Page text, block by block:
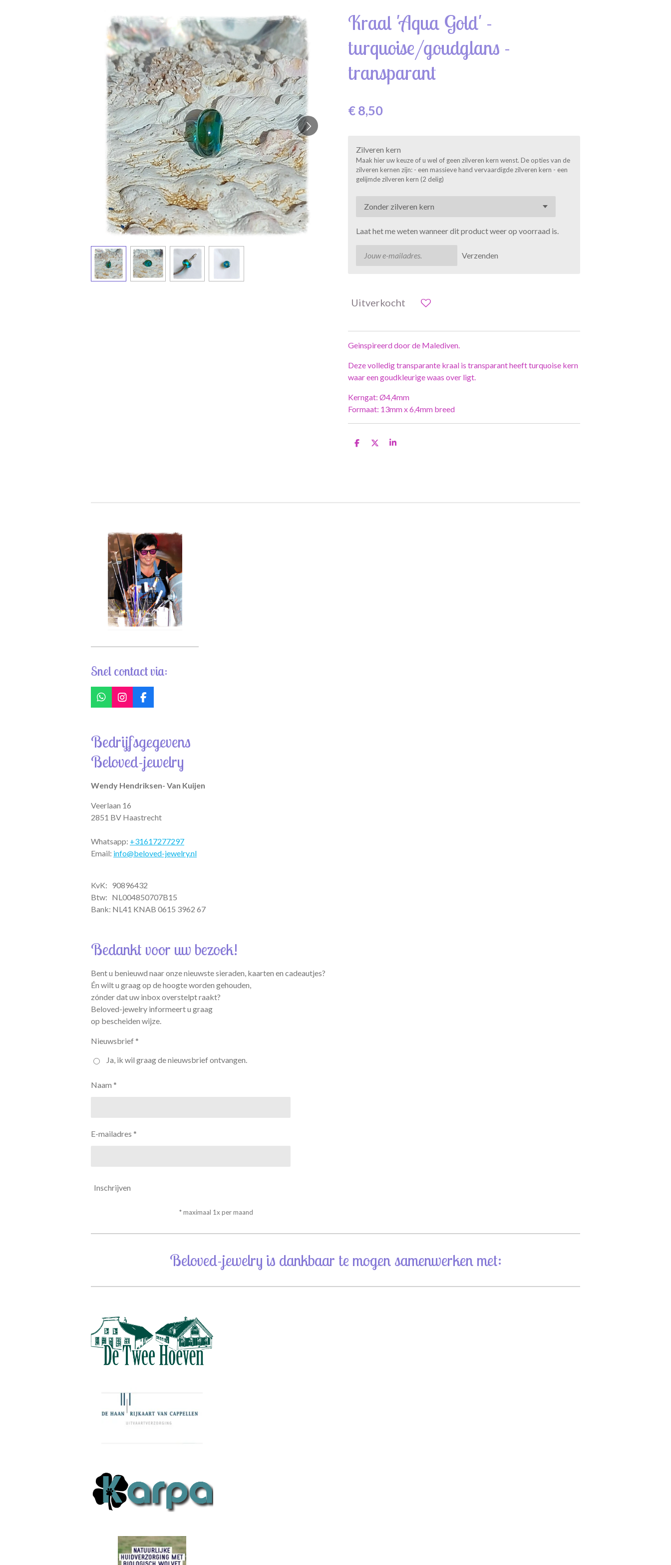
Kraal 'Aqua Gold' -
turquoise/goudglans -
transparant
€ 8,50
Zilveren kern
Maak hier uw keuze of u wel of geen zilveren kern wenst. De opties van de
zilveren kernen zijn: - een massieve hand vervaardigde zilveren kern - een
gelijmde zilveren kern (2 delig)
Laat het me weten wanneer dit product weer op voorraad is.
Verzenden
Uitverkocht
Geinspireerd door de Malediven.
Deze volledig transparante kraal is transparant heeft turquoise kern
waar een goudkleurige waas over ligt.
Kerngat: Ø4,4mm
Formaat: 13mm x 6,4mm breed
D
D
S
Snel contact via:
W
h
s
A
p
p
I
n
a
g
r
a
F
a
b
o
o
k
Bedrijfsgegevens
Beloved-jewelry
Wendy Hendriksen- Van Kuijen
Veerlaan 16
2851 BV Haastrecht
Whatsapp: +31617277297
Email: info@beloved-jewelry.nl
KvK: 90896432
Btw: NL004850707B15
Bank: NL41 KNAB 0615 3962 67
Bedankt voor uw bezoek!
Bent u benieuwd naar onze nieuwste sieraden, kaarten en cadeautjes?
Én wilt u graag op de hoogte worden gehouden,
zónder dat uw inbox overstelpt raakt?
Beloved-jewelry informeert u graag
op bescheiden wijze.
Nieuwsbrief *
Ja, ik wil graag de nieuwsbrief ontvangen.
Naam *
E-mailadres *
Inschrijven
* maximaal 1x per maand
Beloved-jewelry is dankbaar te mogen samenwerken met: